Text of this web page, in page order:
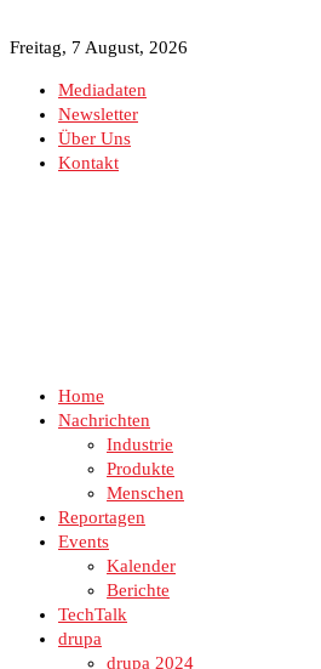
Freitag, 7 August, 2026
Mediadaten
Newsletter
Über Uns
Kontakt
Home
Nachrichten
Industrie
Produkte
Menschen
Reportagen
Events
Kalender
Berichte
TechTalk
drupa
drupa 2024